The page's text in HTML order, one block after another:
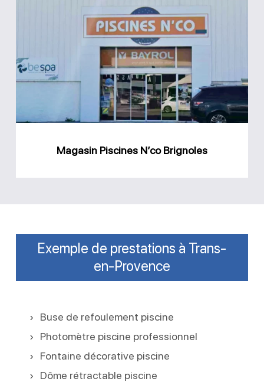
Piscines
N’co
Brignoles
Magasin Piscines N’co Brignoles
Exemple de prestations à Trans-
en-Provence
Buse de refoulement piscine
Photomètre piscine professionnel
Fontaine décorative piscine
Dôme rétractable piscine